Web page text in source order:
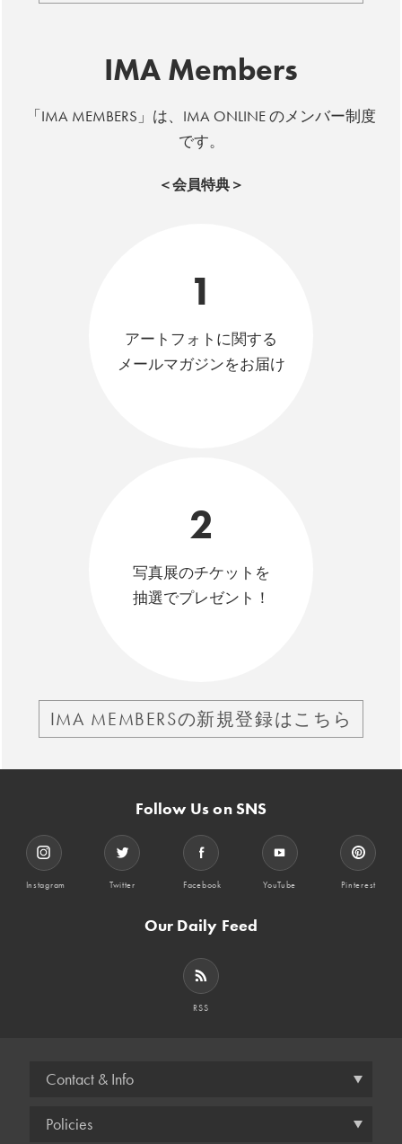
IMA Members
「IMA MEMBERS」は、IMA ONLINE のメンバー制度
です。
＜会員特典＞
1
アートフォトに関する
メールマガジンをお届け
2
写真展のチケットを
抽選でプレゼント！
IMA MEMBERSの新規登録はこちら
Follow Us on SNS
Instagram Twitter Facebook YouTube Pinterest
Our Daily Feed
RSS
Contact & Info
Policies